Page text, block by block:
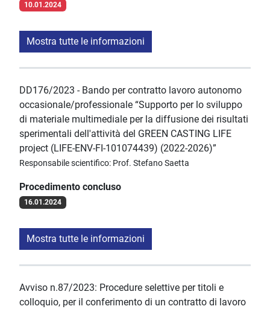
10.01.2024
Mostra tutte le informazioni
DD176/2023 - Bando per contratto lavoro autonomo
occasionale/professionale “Supporto per lo sviluppo
di materiale multimediale per la diffusione dei risultati
sperimentali dell'attività del GREEN CASTING LIFE
project (LIFE-ENV-FI-101074439) (2022-2026)”
Responsabile scientifico: Prof. Stefano Saetta
Procedimento concluso
16.01.2024
Mostra tutte le informazioni
Avviso n.87/2023: Procedure selettive per titoli e
colloquio, per il conferimento di un contratto di lavoro